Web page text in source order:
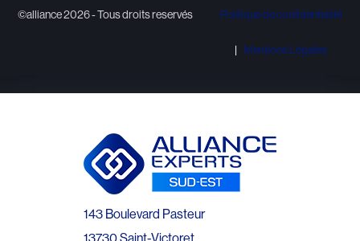
©alliance 2026 - Tous droits reservés Politique de confidentialité
Mentions Légales
143 Boulevard Pasteur
13730 Saint-Victoret